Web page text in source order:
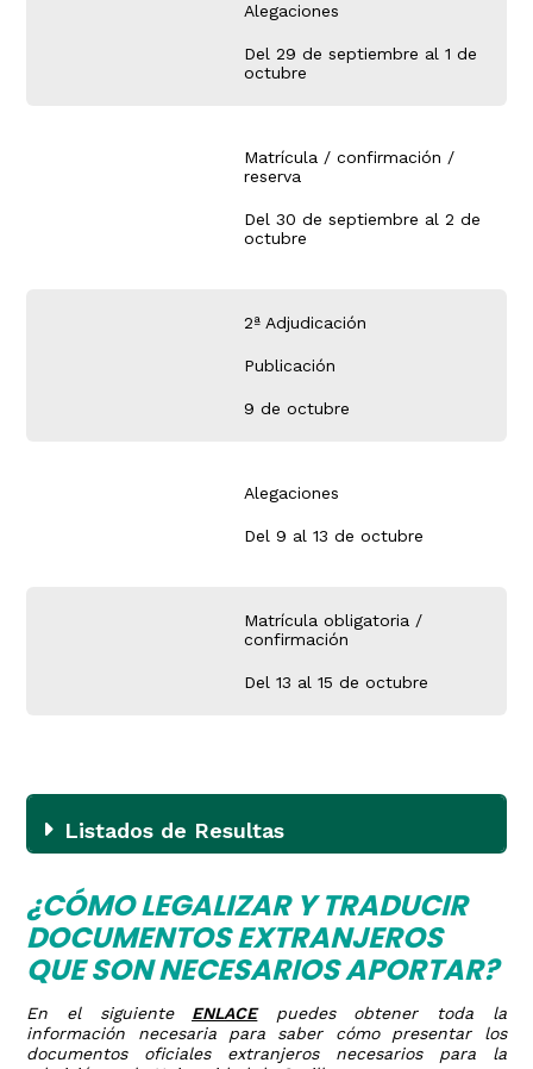
Alegaciones
Del 29 de septiembre al 1 de
octubre
Matrícula / confirmación /
reserva
Del 30 de septiembre al 2 de
octubre
2ª Adjudicación
Publicación
9 de octubre
Alegaciones
Del 9 al 13 de octubre
Matrícula obligatoria /
confirmación
Del 13 al 15 de octubre
Listados de Resultas
¿CÓMO LEGALIZAR Y TRADUCIR
DOCUMENTOS EXTRANJEROS
QUE SON NECESARIOS APORTAR?
En el siguiente ENLACEpuedes obtener toda la
información necesaria para saber cómo presentar los
documentos oficiales extranjeros necesarios para la